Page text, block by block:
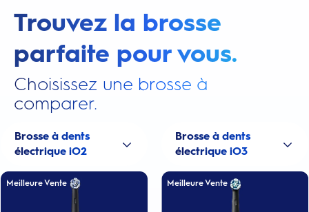
Trouvez la brosse
parfaite pour vous.
Choisissez une brosse à
comparer.
Brosse à dents
électrique iO2
Meilleure Vente
Brosse à dents
électrique iO3
Meilleure Vente